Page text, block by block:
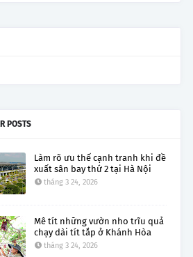
POSTS
Làm rõ ưu thế cạnh tranh khi đề
xuất sân bay thứ 2 tại Hà Nội
tháng 3 24, 2026
Mê tít những vườn nho trĩu quả
chạy dài tít tắp ở Khánh Hòa
tháng 3 24, 2026